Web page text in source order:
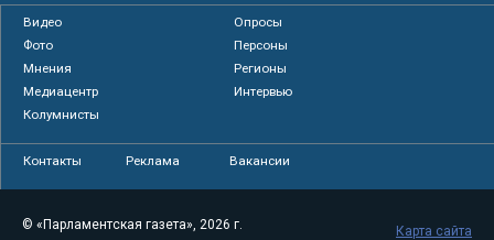
Видео
Опросы
Фото
Персоны
Мнения
Регионы
Медиацентр
Интервью
Колумнисты
Контакты Реклама Вакансии
© «Парламентская газета», 2026 г.
Карта сайта